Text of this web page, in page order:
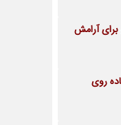
آرامش
روی